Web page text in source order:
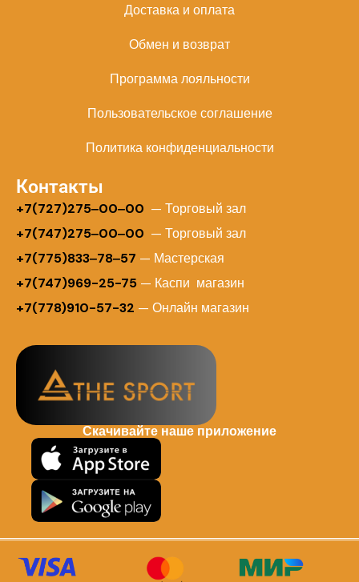
Доставка и оплата
Обмен и возврат
Программа лояльности
Пользовательское соглашение
Политика конфиденциальности
Контакты
+7(727)275‒00‒00 — Торговый зал
+7(747)275‒00‒00 — Торговый зал
+7(775)833‒78‒57 — Мастерская
+7(747)969-25-75 — Каспи магазин
+7(778)910-57-32 — Онлайн магазин
Скачивайте наше приложение